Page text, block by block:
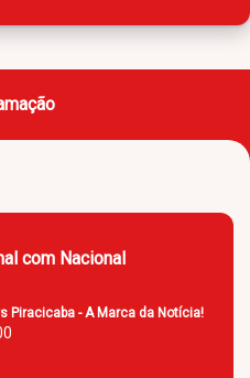
com Nacional
Piracicaba - A Marca da Notícia!